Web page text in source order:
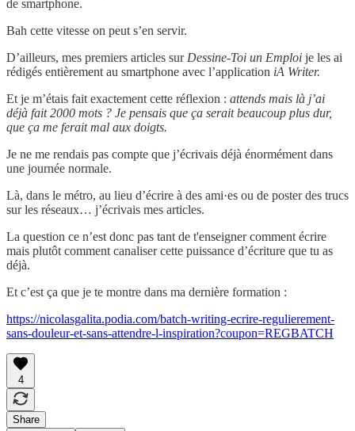
de smartphone.
Bah cette vitesse on peut s’en servir.
D’ailleurs, mes premiers articles sur Dessine-Toi un Emploi je les ai
rédigés entièrement au smartphone avec l’application iA Writer.
Et je m’étais fait exactement cette réflexion : attends mais là j’ai
déjà fait 2000 mots ? Je pensais que ça serait beaucoup plus dur,
que ça me ferait mal aux doigts.
Je ne me rendais pas compte que j’écrivais déjà énormément dans
une journée normale.
Là, dans le métro, au lieu d’écrire à des ami·es ou de poster des trucs
sur les réseaux… j’écrivais mes articles.
La question ce n’est donc pas tant de t'enseigner comment écrire
mais plutôt comment canaliser cette puissance d’écriture que tu as
déjà.
Et c’est ça que je te montre dans ma dernière formation :
https://nicolasgalita.podia.com/batch-writing-ecrire-regulierement-
sans-douleur-et-sans-attendre-l-inspiration?coupon=REGBATCH
4
Share